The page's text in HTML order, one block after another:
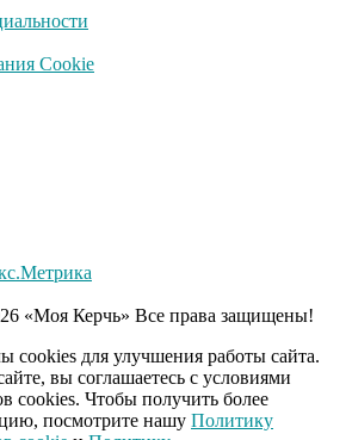
Cookie
«Моя Керчь» Все права защищены!
cookies для улучшения работы сайта.
вы соглашаетесь с условиями
cookies. Чтобы получить более
посмотрите нашу Политику